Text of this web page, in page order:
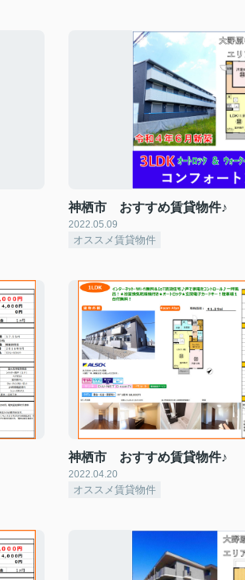
神栖市 おすすめ賃貸物件♪
2022.05.09
オススメ賃貸物件
神栖市 おすすめ賃貸物件♪
2022.04.20
オススメ賃貸物件